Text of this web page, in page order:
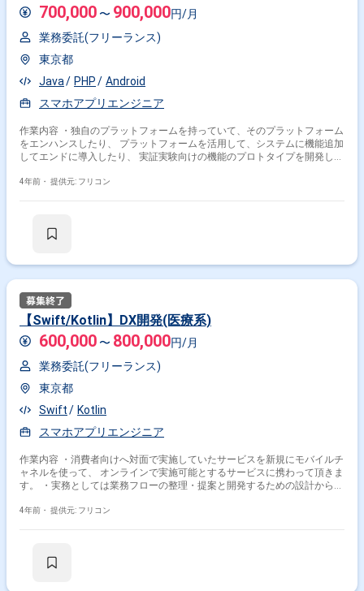
700,000 〜 900,000円/月
業務委託(フリーランス)
東京都
Java
PHP
Android
スマホアプリエンジニア
作業内容 ・独自のプラットフォームを持っていて、そのプラットフォーム
をエンハンスしたり、 プラットフォームを活用して、システムに機能追加
してエンドに導入したり、 実証実験向けの機能のプロトタイプを開発し
4年前・ 提供元: フリコン
【Swift/Kotlin】DX開発(医療系)
600,000 〜 800,000円/月
業務委託(フリーランス)
東京都
Swift
Kotlin
スマホアプリエンジニア
作業内容 ・消費者向けへ対面で実施していたサービスを新規にモバイルチ
ャネルを使って、 オンラインで実施可能とするサービスに携わって頂きま
す。 ・実務としては業務フローの整理・提案と開発するための設計から入
4年前・ 提供元: フリコン